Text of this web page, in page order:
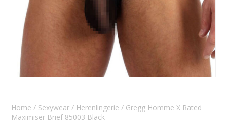
Home / Sexywear / Herenlingerie / Gregg Homme X Rated
Maximiser Brief 85003 Black